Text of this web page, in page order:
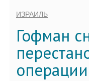
ИЗРАИЛЬ
Гофман